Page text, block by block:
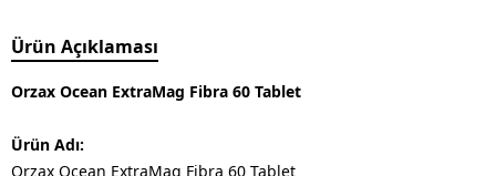
Ürün Açıklaması
Orzax Ocean ExtraMag Fibra 60 Tablet
Ürün Adı:
Orzax Ocean ExtraMag Fibra 60 Tablet